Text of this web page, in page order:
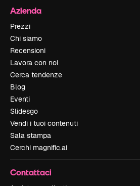
Azienda
Prezzi
Chi siamo
Recensioni
Lavora con noi
Cerca tendenze
Blog
Eventi
Slidesgo
Vendi i tuoi contenuti
Sala stampa
Cerchi magnific.ai
Contattaci